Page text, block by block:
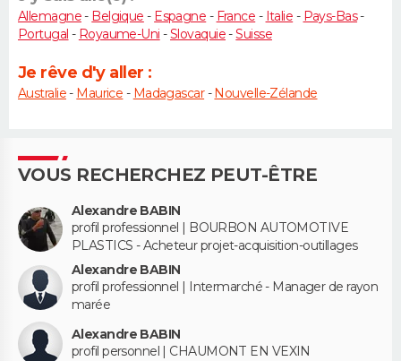
Allemagne- Belgique - Espagne - France - Italie - Pays-Bas-
Portugal - Royaume-Uni -Slovaquie-Suisse
Je rêve d'y aller :
Australie- Maurice - Madagascar-Nouvelle-Zélande
VOUS RECHERCHEZ PEUT-ÊTRE
Alexandre BABIN
profil professionnel | BOURBON AUTOMOTIVE
PLASTICS - Acheteur projet-acquisition-outillages
Alexandre BABIN
profil professionnel | Intermarché - Manager de rayon
marée
Alexandre BABIN
profil personnel | CHAUMONT EN VEXIN